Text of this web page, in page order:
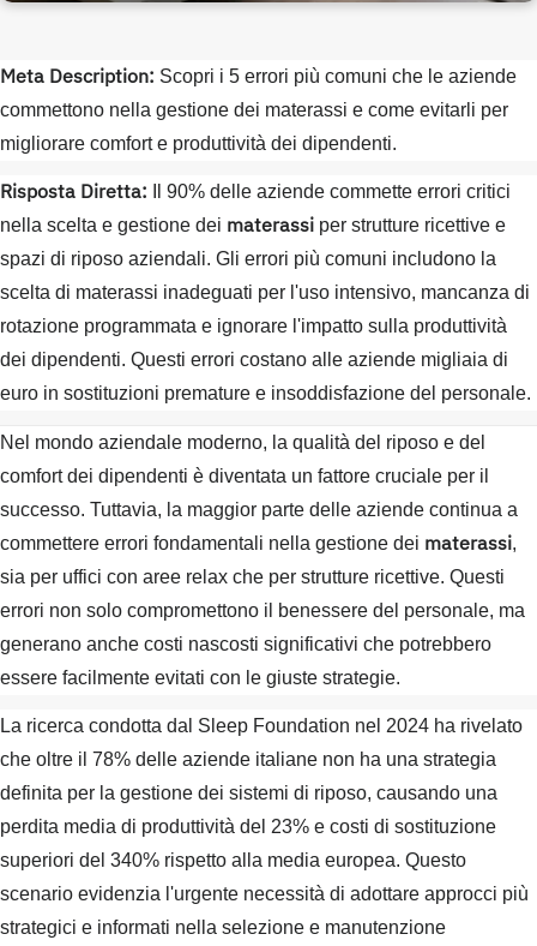
Meta Description: Scopri i 5 errori più comuni che le aziende
commettono nella gestione dei materassi e come evitarli per
migliorare comfort e produttività dei dipendenti.
Risposta Diretta: Il 90% delle aziende commette errori critici
nella scelta e gestione dei materassi per strutture ricettive e
spazi di riposo aziendali. Gli errori più comuni includono la
scelta di materassi inadeguati per l'uso intensivo, mancanza di
rotazione programmata e ignorare l'impatto sulla produttività
dei dipendenti. Questi errori costano alle aziende migliaia di
euro in sostituzioni premature e insoddisfazione del personale.
Nel mondo aziendale moderno, la qualità del riposo e del
comfort dei dipendenti è diventata un fattore cruciale per il
successo. Tuttavia, la maggior parte delle aziende continua a
commettere errori fondamentali nella gestione dei materassi,
sia per uffici con aree relax che per strutture ricettive. Questi
errori non solo compromettono il benessere del personale, ma
generano anche costi nascosti significativi che potrebbero
essere facilmente evitati con le giuste strategie.
La ricerca condotta dal Sleep Foundation nel 2024 ha rivelato
che oltre il 78% delle aziende italiane non ha una strategia
definita per la gestione dei sistemi di riposo, causando una
perdita media di produttività del 23% e costi di sostituzione
superiori del 340% rispetto alla media europea. Questo
scenario evidenzia l'urgente necessità di adottare approcci più
strategici e informati nella selezione e manutenzione